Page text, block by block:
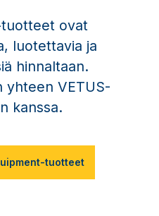
ovat
luotettavia ja
hinnaltaan.
yhteen VETUS-
kanssa.
tuotteet